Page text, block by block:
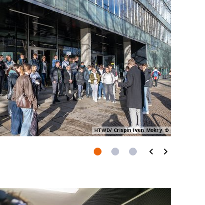
HTWD/ Crispin Iven Mokry